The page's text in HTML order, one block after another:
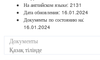
На английском языке: 2131
Дата обновления: 16.01.2024
Документы по состоянию на:
16.01.2024
Документы
Қазақ тілінде